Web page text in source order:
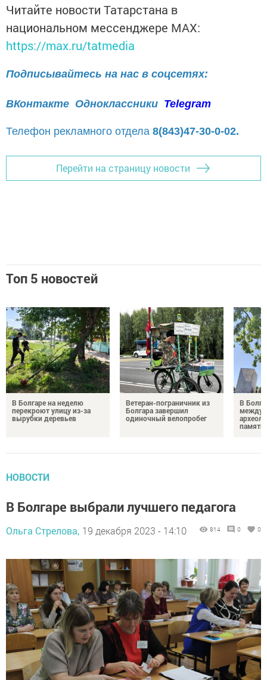
Читайте новости Татарстана в
национальном мессенджере MАХ:
https://max.ru/tatmedia
Подписывайтесь на нас в соцсетях:
ВКонтакте Одноклассники Telegram
Телефон рекламного отдела 8(843)47-30-0-02.
Перейти на страницу новости
Топ 5 новостей
В Болгаре на неделю
перекроют улицу из-за
вырубки деревьев
Ветеран-пограничник из
Болгара завершил
одиночный велопробег
В
памяти
НОВОСТИ
В Болгаре выбрали лучшего педагога
Ольга Стрелова, 19 декабря 2023 - 14:10 814 0 0